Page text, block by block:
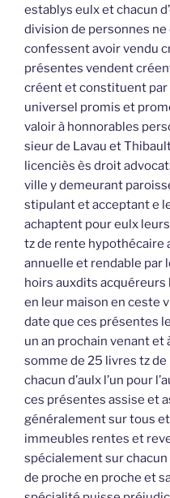
establys eulx et chacun
division de personnes
confessent avoir vendu
présentes vendent
créent et constituent
universel promis et
valoir à honnorables
sieur de Lavau et
licenciès ès droit
ville y demeurant
stipulant et acceptant e
achaptent pour eulx
tz de rente hypothécaire
annuelle et rendable par
hoirs auxdits
en leur maison en ceste
date que ces présentes
un an prochain venant
somme de 25 livres tz
chacun d’aulx l’un pour
ces présentes assise et
généralement sur tous
immeubles rentes et
spécialement sur
de proche en proche et